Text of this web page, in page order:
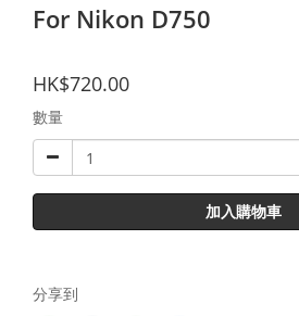
For Nikon D750
HK$720.00
數量
加入購物車
分享到